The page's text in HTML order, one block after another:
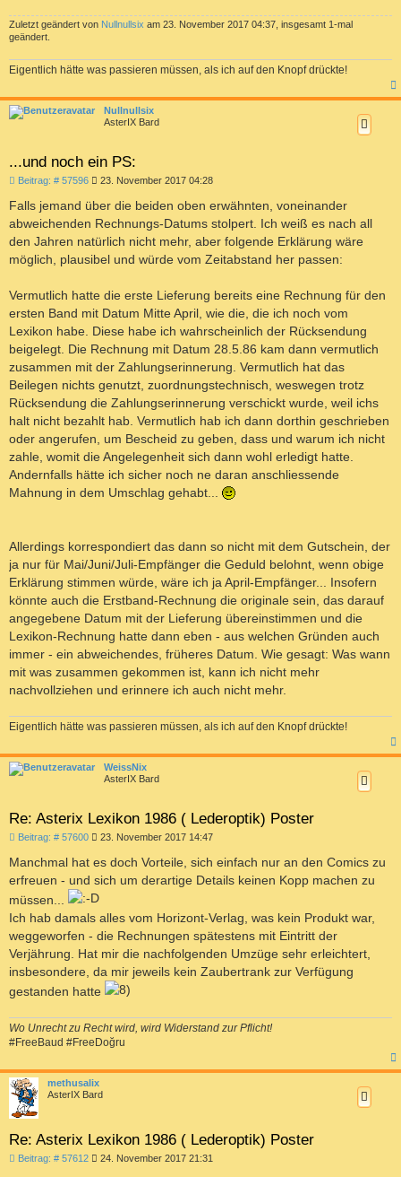
Zuletzt geändert von Nullnullsix am 23. November 2017 04:37, insgesamt 1-mal
geändert.
Eigentlich hätte was passieren müssen, als ich auf den Knopf drückte!
a
Nullnullsix
AsterIX Bard
...und noch ein PS:
Beitrag: # 57596B
i
r
a
g
23. November 2017 04:28
Falls jemand über die beiden oben erwähnten, voneinander
abweichenden Rechnungs-Datums stolpert. Ich weiß es nach all
den Jahren natürlich nicht mehr, aber folgende Erklärung wäre
möglich, plausibel und würde vom Zeitabstand her passen:
Vermutlich hatte die erste Lieferung bereits eine Rechnung für den
ersten Band mit Datum Mitte April, wie die, die ich noch vom
Lexikon habe. Diese habe ich wahrscheinlich der Rücksendung
beigelegt. Die Rechnung mit Datum 28.5.86 kam dann vermutlich
zusammen mit der Zahlungserinnerung. Vermutlich hat das
Beilegen nichts genutzt, zuordnungstechnisch, weswegen trotz
Rücksendung die Zahlungserinnerung verschickt wurde, weil ichs
halt nicht bezahlt hab. Vermutlich hab ich dann dorthin geschrieben
oder angerufen, um Bescheid zu geben, dass und warum ich nicht
zahle, womit die Angelegenheit sich dann wohl erledigt hatte.
Andernfalls hätte ich sicher noch ne daran anschliessende
Mahnung in dem Umschlag gehabt...
Allerdings korrespondiert das dann so nicht mit dem Gutschein, der
ja nur für Mai/Juni/Juli-Empfänger die Geduld belohnt, wenn obige
Erklärung stimmen würde, wäre ich ja April-Empfänger... Insofern
könnte auch die Erstband-Rechnung die originale sein, das darauf
angegebene Datum mit der Lieferung übereinstimmen und die
Lexikon-Rechnung hatte dann eben - aus welchen Gründen auch
immer - ein abweichendes, früheres Datum. Wie gesagt: Was wann
mit was zusammen gekommen ist, kann ich nicht mehr
nachvollziehen und erinnere ich auch nicht mehr.
Eigentlich hätte was passieren müssen, als ich auf den Knopf drückte!
a
WeissNix
AsterIX Bard
Re: Asterix Lexikon 1986 ( Lederoptik) Poster
Beitrag: # 57600B
i
r
a
g
23. November 2017 14:47
Manchmal hat es doch Vorteile, sich einfach nur an den Comics zu
erfreuen - und sich um derartige Details keinen Kopp machen zu
müssen...
Ich hab damals alles vom Horizont-Verlag, was kein Produkt war,
weggeworfen - die Rechnungen spätestens mit Eintritt der
Verjährung. Hat mir die nachfolgenden Umzüge sehr erleichtert,
insbesondere, da mir jeweils kein Zaubertrank zur Verfügung
gestanden hatte
Wo Unrecht zu Recht wird, wird Widerstand zur Pflicht!
#FreeBaud #FreeDoğru
a
methusalix
AsterIX Bard
Re: Asterix Lexikon 1986 ( Lederoptik) Poster
Beitrag: # 57612B 24. November 2017 21:31